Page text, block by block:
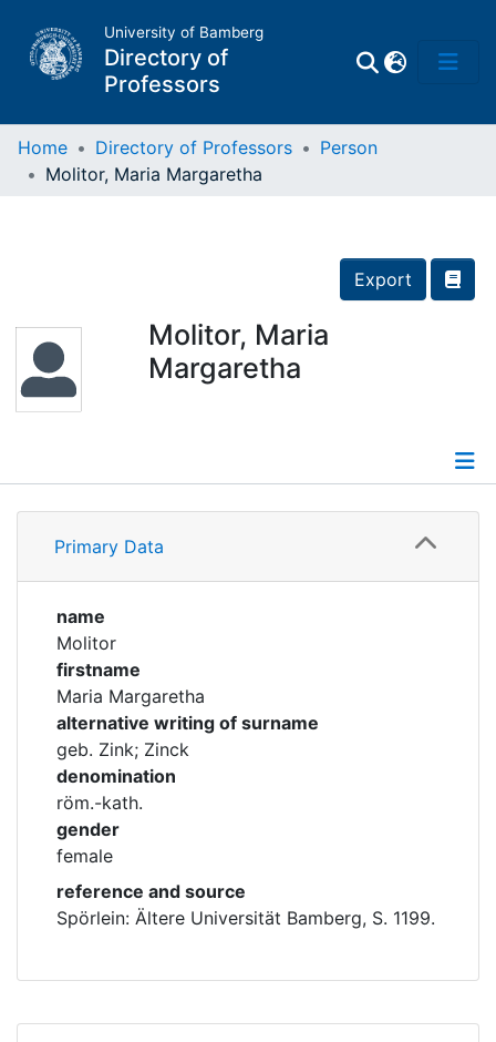
University of Bamberg
Directory of
Professors
Places
Corporations
registry
Home Directory of Professors
Person
Molitor, Maria Margaretha
Export
Molitor, Maria
Margaretha
Profile
Primary Data
name
Molitor
firstname
Maria Margaretha
alternative writing of surname
geb. Zink; Zinck
denomination
röm.-kath.
gender
female
reference and source
Spörlein: Ältere Universität Bamberg, S. 1199.